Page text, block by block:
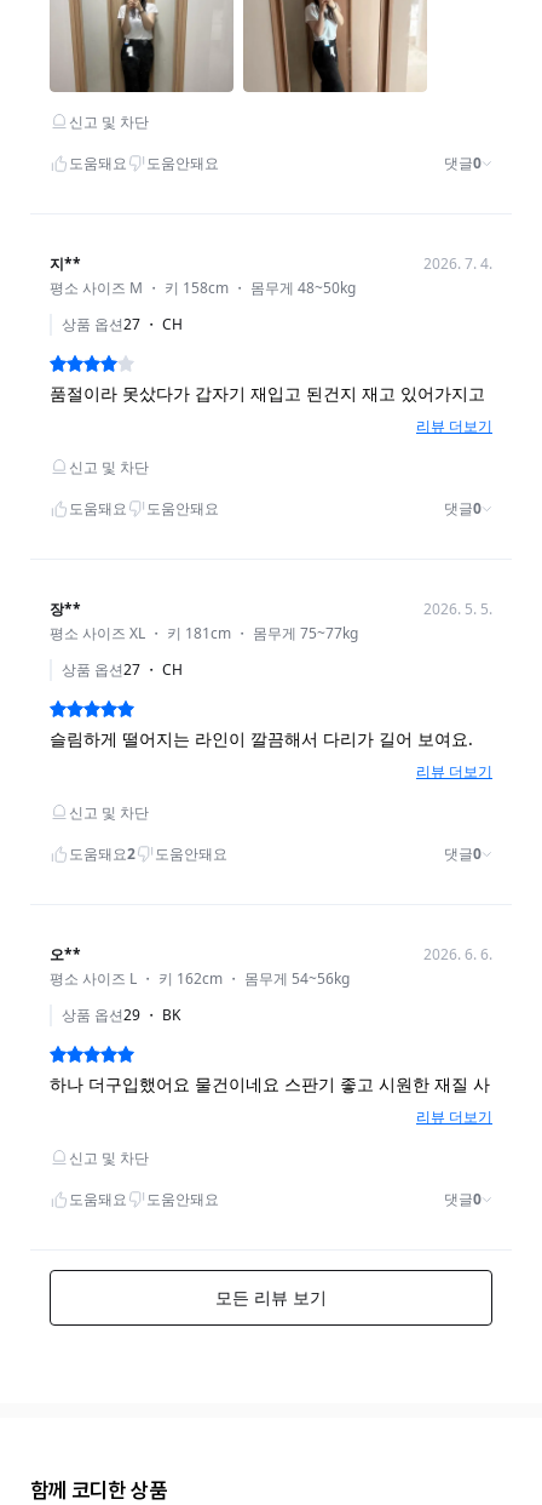
함께 코디한 상품